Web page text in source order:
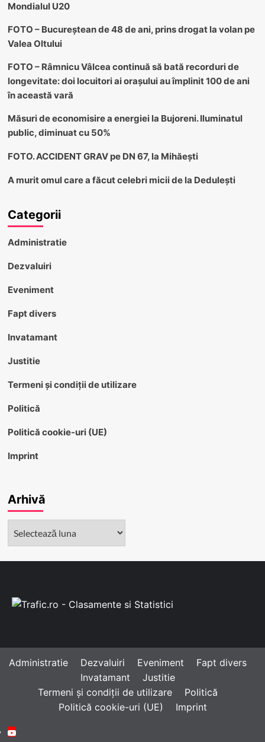
Mondialul U20
FOTO – Bucureștean de 48 de ani, prins drogat la volan pe
Valea Oltului
FOTO – Râmnicu Vâlcea continuă să bată recorduri de
longevitate: doi locuitori ai orașului au împlinit 100 de ani
în această vară
Măsuri de economisire a energiei la Bujoreni. Iluminatul
public, diminuat cu 50%
FOTO. ACCIDENT GRAV pe DN 67, la Mihăești
A murit omul care a făcut celebri micii de la Dedulești
Categorii
Administratie
Dezvaluiri
Eveniment
Fapt divers
Invatamant
Justitie
Termeni și condiții de utilizare
Politică
Politică cookie-uri (UE)
Imprint
Arhivă
Administratie Dezvaluiri Eveniment
Fapt divers
Invatamant
Justitie
Termeni și condiții de utilizare
Politică
Politică cookie-uri (UE)
Imprint
Youtube